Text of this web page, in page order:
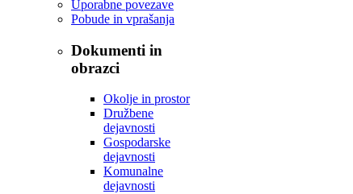
Uporabne povezave
Pobude in vprašanja
Dokumenti in
obrazci
Okolje in prostor
Družbene
dejavnosti
Gospodarske
dejavnosti
Komunalne
dejavnosti